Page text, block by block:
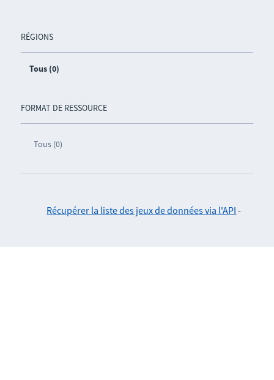
RÉGIONS
Tous (0)
FORMAT DE RESSOURCE
Tous (0)
Récupérer la liste des jeux de données via l'API -